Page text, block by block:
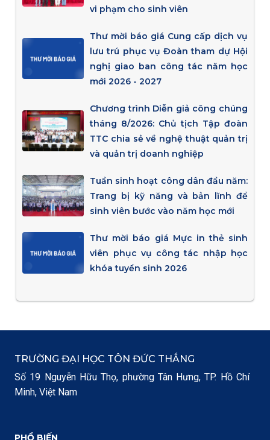
vi phạm cho sinh viên
Thư mời báo giá Cung cấp dịch vụ
lưu trú phục vụ Đoàn tham dự Hội
nghị giao ban công tác năm học
mới 2026 - 2027
Chương trình Diễn giả công chúng
tháng 8/2026: Chủ tịch Tập đoàn
TTC chia sẻ về nghệ thuật quản trị
và quản trị doanh nghiệp
Tuần sinh hoạt công dân đầu năm:
Trang bị kỹ năng và bản lĩnh để
sinh viên bước vào năm học mới
Thư mời báo giá Mực in thẻ sinh
viên phục vụ công tác nhập học
khóa tuyển sinh 2026
TRƯỜNG ĐẠI HỌC TÔN ĐỨC THẮNG
Số 19 Nguyễn Hữu Thọ, phường Tân Hưng, TP. Hồ Chí
Minh, Việt Nam
PHỔ BIẾN